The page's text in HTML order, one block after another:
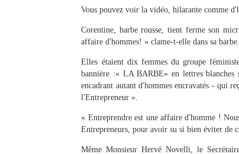
Vous pouvez voir la vidéo, hilarante comme
Corentine, barbe rousse, tient ferme son
affaire d'hommes! » clame-t-elle dans sa barbe.
Elles étaient dix femmes du groupe
bannière :« LA BARBE» en lettres blanches
encadrant autant d'hommes encravatés - qui
l'Entrepreneur ».
« Entreprendre est une affaire d'homme !
Entrepreneurs, pour avoir su si bien éviter de
Même Monsieur Hervé Novelli, le